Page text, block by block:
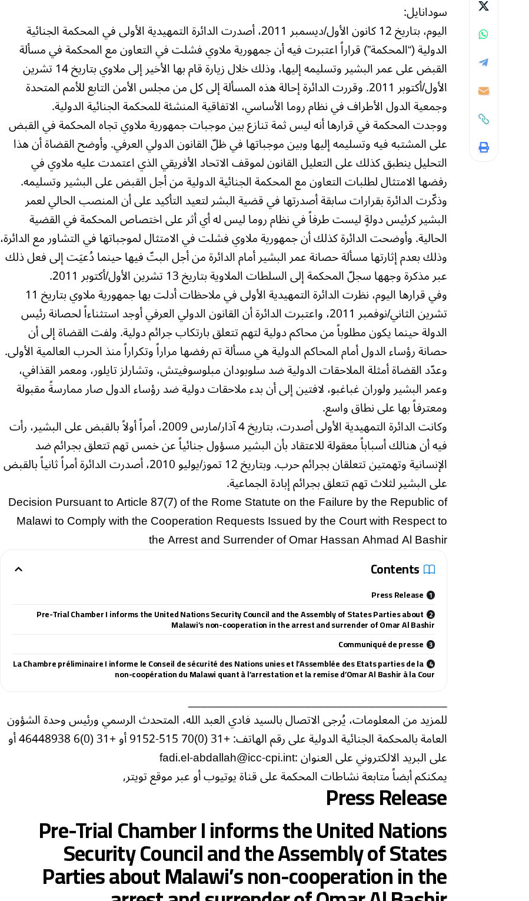
سودانايل:
اليوم، بتاريخ 12 كانون الأول/ديسمبر 2011، أصدرت الدائرة التمهيدية الأولى في المحكمة الجنائية
الدولية (“المحكمة”) قراراً اعتبرت فيه أن جمهورية ملاوي فشلت في التعاون مع المحكمة في مسألة
القبض على عمر البشير وتسليمه إليها، وذلك خلال زيارة قام بها الأخير إلى ملاوي بتاريخ 14 تشرين
الأول/أكتوبر 2011. وقررت الدائرة إحالة هذه المسألة إلى كل من مجلس الأمن التابع للأمم المتحدة
وجمعية الدول الأطراف في نظام روما الأساسي، الاتفاقية المنشئة للمحكمة الجنائية الدولية.
ووجدت المحكمة في قرارها أنه ليس ثمة تنازع بين موجبات جمهورية ملاوي تجاه المحكمة في القبض
على المشتبه فيه وتسليمه إليها وبين موجباتها في ظلّ القانون الدولي العرفي. وأوضح القضاة أن هذا
التحليل ينطبق كذلك على التعليل القانون لموقف الاتحاد الأفريقي الذي اعتمدت عليه ملاوي في
رفضها الامتثال لطلبات التعاون مع المحكمة الجنائية الدولية من أجل القبض على البشير وتسليمه.
وذكّرت الدائرة بقرارات سابقة أصدرتها في قضية البشر لتعيد التأكيد على أن المنصب الحالي لعمر
البشير كرئيس دولةٍ ليست طرفاً في نظام روما ليس له أي أثر على اختصاص المحكمة في القضية
الحالية. وأوضحت الدائرة كذلك أن جمهورية ملاوي فشلت في الامتثال لموجباتها في التشاور مع الدائرة،
وذلك بعدم إثارتها مسألة حصانة عمر البشير أمام الدائرة من أجل البتّ فيها حينما دُعيَت إلى فعل ذلك
عبر مذكرة وجهها سجلّ المحكمة إلى السلطات الملاوية بتاريخ 13 تشرين الأول/أكتوبر 2011.
وفي قرارها اليوم، نظرت الدائرة التمهيدية الأولى في ملاحظات أدلت بها جمهورية ملاوي بتاريخ 11
تشرين الثاني/نوفمبر 2011، واعتبرت الدائرة أن القانون الدولي العرفي أوجد استثناءاً لحصانة رئيس
الدولة حينما يكون مطلوباً من محاكم دولية لتهم تتعلق بارتكاب جرائم دولية. ولفت القضاة إلى أن
حصانة رؤساء الدول أمام المحاكم الدولية هي مسألة تم رفضها مراراً وتكراراً منذ الحرب العالمية الأولى.
وعدّد القضاة أمثلة الملاحقات الدولية ضد سلوبودان مبلوسوفيتش، وتشارلز تايلور، ومعمر القذافي،
وعمر البشير ولوران غباغبو، لافتين إلى أن بدء ملاحقات دولية ضد رؤساء الدول صار ممارسةً مقبولة
ومعترفاً بها على نطاق واسع.
وكانت الدائرة التمهيدية الأولى أصدرت، بتاريخ 4 آذار/مارس 2009، أمراً أولاً بالقبض على البشير، رأت
فيه أن هنالك أسباباً معقولة للاعتقاد بأن البشير مسؤول جنائياً عن خمس تهم تتعلق بجرائم ضد
الإنسانية وتهمتين تتعلقان بجرائم حرب. وبتاريخ 12 تموز/يوليو 2010، أصدرت الدائرة أمراً ثانياً بالقبض
على البشير لثلاث تهم تتعلق بجرائم إبادة الجماعية.
Decision Pursuant to Article 87(7) of the Rome Statute on the Failure by the Republic of
Malawi to Comply with the Cooperation Requests Issued by the Court with Respect to
the Arrest and Surrender of Omar Hassan Ahmad Al Bashir
Contents
Press Release
Pre-Trial Chamber I informs the United Nations Security Council and the Assembly of States Parties about
Malawi’s non-cooperation in the arrest and surrender of Omar Al Bashir
Communiqué de presse
La Chambre préliminaire I informe le Conseil de sécurité des Nations unies et l’Assemblée des Etats parties de la
non-coopération du Malawi quant à l’arrestation et la remise d’Omar Al Bashir à la Cour
________________________________________
للمزيد من المعلومات، يُرجى الاتصال بالسيد فادي العبد الله، المتحدث الرسمي ورئيس وحدة الشؤون
العامة بالمحكمة الجنائية الدولية على رقم الهاتف: +31 (0)70 515-9152 أو +31 (0)6 46448938 أو
على البريد الالكتروني على العنوان :fadi.el-abdallah@icc-cpi.int
يمكنكم أبضاً متابعة نشاطات المحكمة على قناة يوتيوب أو عبر موقع تويتر,
Press Release
Pre-Trial Chamber I informs the United Nations
Security Council and the Assembly of States
Parties about Malawi’s non-cooperation in the